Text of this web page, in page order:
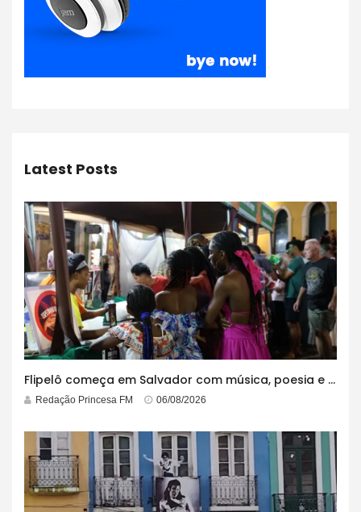
Latest Posts
Flipelô começa em Salvador com música, poesia e grande participação
Redação Princesa FM 06/08/2026